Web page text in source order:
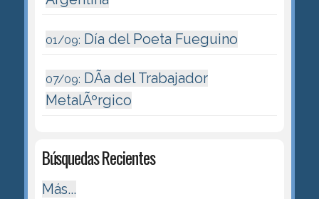
01/09: Día del Poeta Fueguino
07/09: DÃ­a del Trabajador
MetalÃºrgico
Búsquedas Recientes
Más...